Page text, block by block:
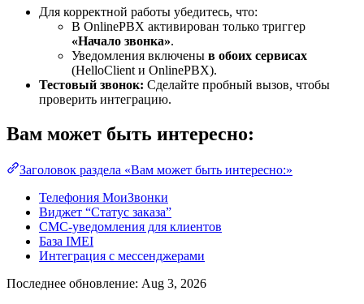
Для корректной работы убедитесь, что:
В OnlinePBX активирован только триггер
«Начало звонка».
Уведомления включены в обоих сервисах
(HelloClient и OnlinePBX).
Тестовый звонок: Сделайте пробный вызов, чтобы
проверить интеграцию.
Вам может быть интересно:
Заголовок раздела «Вам может быть интересно:»
Телефония МоиЗвонки
Виджет “Статус заказа”
СМС-уведомления для клиентов
База IMEI
Интеграция с мессенджерами
Последнее обновление: Aug 3, 2026